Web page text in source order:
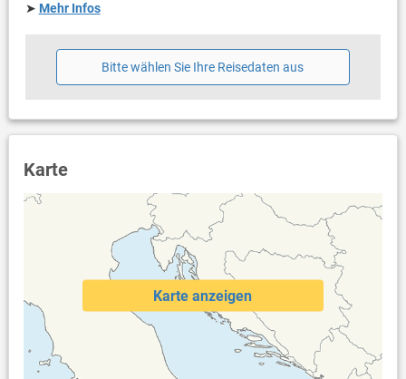
➤ Mehr Infos
Bitte wählen Sie Ihre Reisedaten aus
Karte
Karte anzeigen